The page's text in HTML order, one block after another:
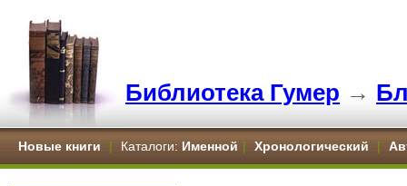
Библиотека Гумер →
Новые книги | Каталоги: Именной | Хронологический |